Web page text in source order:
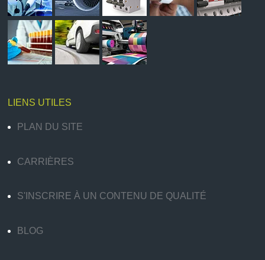
LIENS UTILES
PLAN DU SITE
CARRIÈRES
S'INSCRIRE À UN CONTENU DE QUALITÉ
BLOG